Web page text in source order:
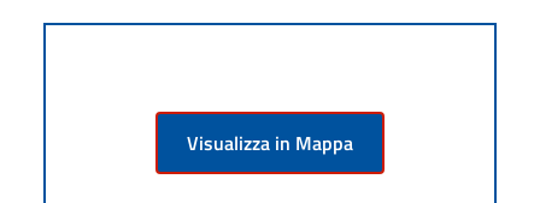
Visualizza in Mappa